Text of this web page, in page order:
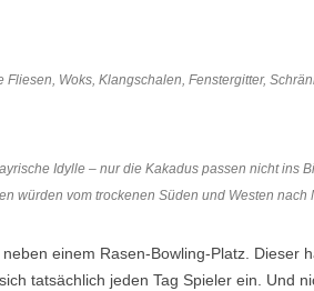
Fliesen, Woks, Klangschalen, Fenstergitter,
Idylle – nur die Kakadus passen nicht ins
würden vom trockenen Süden und Westen nach
einem Rasen-Bowling-Platz. Dieser
tatsächlich jeden Tag Spieler ein. Und